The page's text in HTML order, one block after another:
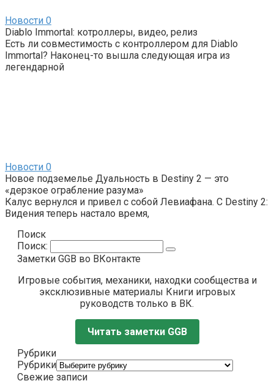
Новости 0
Diablo Immortal: котроллеры, видео, релиз
Есть ли совместимость с контроллером для Diablo
Immortal? Наконец-то вышла следующая игра из
легендарной
Новости 0
Новое подземелье Дуальность в Destiny 2 — это
«дерзкое ограбление разума»
Калус вернулся и привел с собой Левиафана. С Destiny 2:
Видения теперь настало время,
Поиск
Поиск:
Заметки GGB во ВКонтакте
Игровые события, механики, находки сообщества и
эксклюзивные материалы Книги игровых
руководств только в ВК.
Читать заметки GGB
Рубрики
Рубрики
Свежие записи